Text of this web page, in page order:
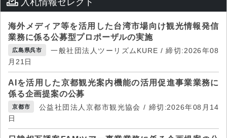
海外メディア等を活用した台湾市場向け観光情報発信
業務に係る公募型プロポーザルの実施
広島県呉市
一般社団法人ツーリズムKURE / 締切:2026年08
月21日
AIを活用した京都観光案内機能の活用促進事業業務に
係る企画提案の公募
京都市
公益社団法人京都市観光協会 / 締切:2026年08月14
日